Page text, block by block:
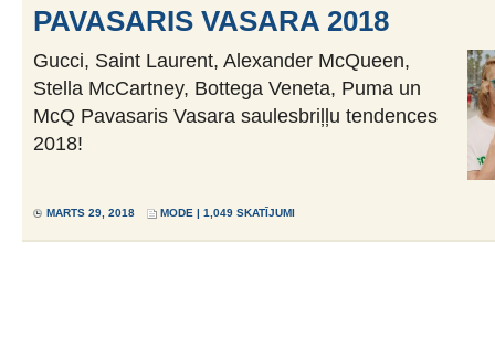
PAVASARIS VASARA 2018
Gucci, Saint Laurent, Alexander McQueen,
Stella McCartney, Bottega Veneta, Puma un
McQ Pavasaris Vasara saulesbriļļu tendences
2018!
MARTS 29, 2018 MODE | 1,049 SKATĪJUMI